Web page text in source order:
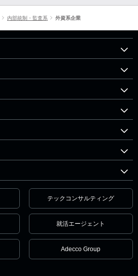
内部統制・監査系 外資系企業
テックコンサルティング
就活エージェント
Adecco Group